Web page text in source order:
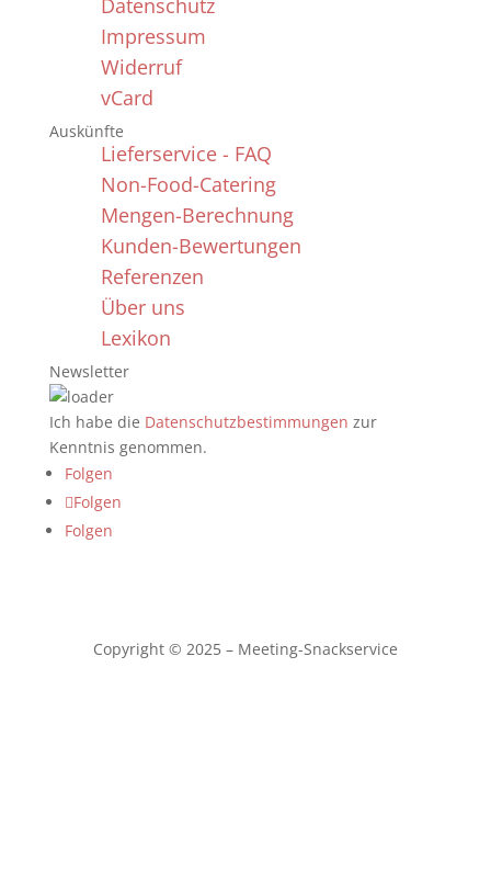
Impressum
Widerruf
vCard
Auskünfte
Lieferservice - FAQ
Non-Food-Catering
Mengen-Berechnung
Kunden-Bewertungen
Referenzen
Über uns
Lexikon
Newsletter
Ich habe die Datenschutzbestimmungen zur
Kenntnis genommen.
Folgen
Folgen
Folgen
Copyright © 2025 – Meeting-Snackservice